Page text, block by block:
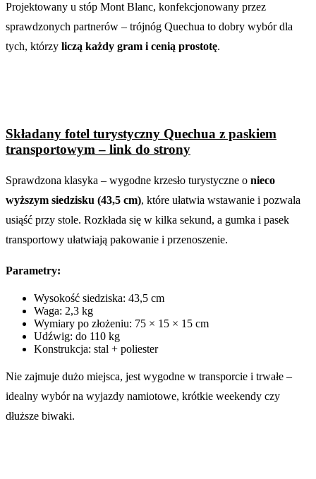
Projektowany u stóp Mont Blanc, konfekcjonowany przez
sprawdzonych partnerów – trójnóg Quechua to dobry wybór dla
tych, którzy liczą każdy gram i cenią prostotę.
Składany fotel turystyczny Quechua z paskiem
transportowym – link do strony
Sprawdzona klasyka – wygodne krzesło turystyczne o nieco
wyższym siedzisku (43,5 cm), które ułatwia wstawanie i pozwala
usiąść przy stole. Rozkłada się w kilka sekund, a gumka i pasek
transportowy ułatwiają pakowanie i przenoszenie.
Parametry:
Wysokość siedziska: 43,5 cm
Waga: 2,3 kg
Wymiary po złożeniu: 75 × 15 × 15 cm
Udźwig: do 110 kg
Konstrukcja: stal + poliester
Nie zajmuje dużo miejsca, jest wygodne w transporcie i trwałe –
idealny wybór na wyjazdy namiotowe, krótkie weekendy czy
dłuższe biwaki.